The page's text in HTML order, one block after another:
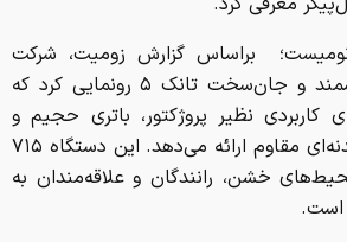
براساس گزارش زومیت، شرکت
۸۸۴۹ از گوشی هوشمند و جان‌سخت تانک ۵ رونمایی کرد که
کاربردی نظیر پروژکتور، باتری حجیم و
چراغ کمپینگ را در بدنه‌ای مقاوم ارائه می‌دهد. این دستگاه ۷۱۵
خشن، رانندگان و علاقه‌مندان به
است.